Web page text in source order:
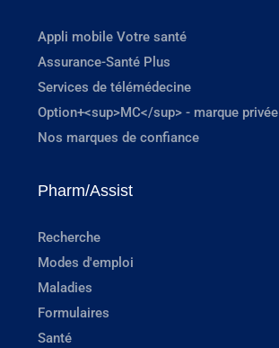
Appli mobile Votre santé
Assurance-Santé Plus
Services de télémédecine
Option+<sup>MC</sup> - marque privée
Nos marques de confiance
Pharm/Assist
Recherche
Modes d'emploi
Maladies
Formulaires
Santé